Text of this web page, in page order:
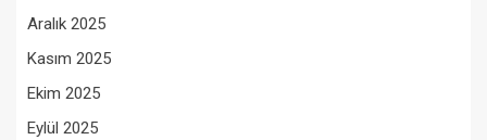
Aralık 2025
Kasım 2025
Ekim 2025
Eylül 2025